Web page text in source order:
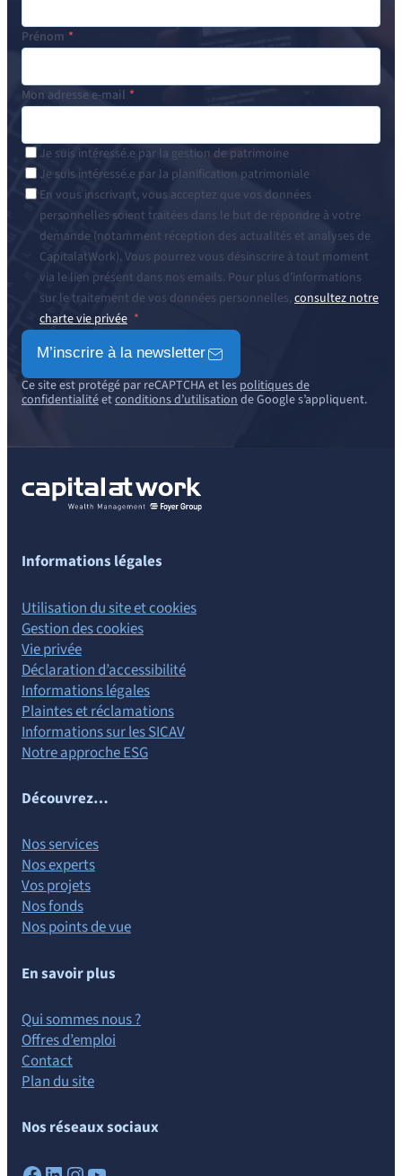
Prénom
Mon adresse e-mail
Je suis intéressé.e par la gestion de patrimoine
Je suis intéressé.e par la planification patrimoniale
En vous inscrivant, vous acceptez que vos données
personnelles soient traitées dans le but de répondre à votre
demande (notamment réception des actualités et analyses de
CapitalatWork). Vous pourrez vous désinscrire à tout moment
via le lien présent dans nos emails. Pour plus d’informations
sur le traitement de vos données personnelles,consultez notre
charte vie privée
M’inscrire à la newsletter
Ce site est protégé par reCAPTCHA et les politiques de
confidentialitéetconditions d’utilisation de Google s’appliquent.
Informations légales
Utilisation du site et cookies
Gestion des cookies
Vie privée
Déclaration d’accessibilité
Informations légales
Plaintes et réclamations
Informations sur les SICAV
Notre approche ESG
Découvrez…
Nos services
Nos experts
Vos projets
Nos fonds
Nos points de vue
En savoir plus
Qui sommes nous ?
Offres d’emploi
Contact
Plan du site
Nos réseaux sociaux